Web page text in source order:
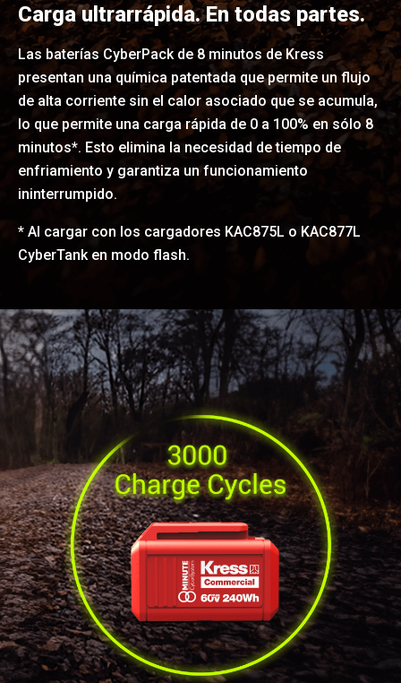
Carga ultrarrápida. En todas partes.
Las baterías CyberPack de 8 minutos de Kress
presentan una química patentada que permite un flujo
de alta corriente sin el calor asociado que se acumula,
lo que permite una carga rápida de 0 a 100% en sólo 8
minutos*. Esto elimina la necesidad de tiempo de
enfriamiento y garantiza un funcionamiento
ininterrumpido.
* Al cargar con los cargadores KAC875L o KAC877L
CyberTank en modo flash.